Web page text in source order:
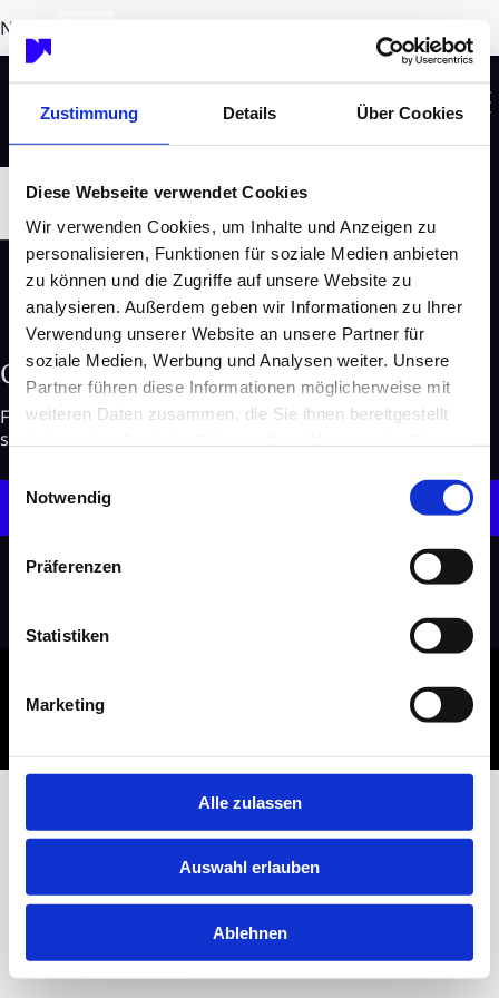
Zustimmung Details Über Cookies
Diese Webseite verwendet Cookies
Wir verwenden Cookies, um Inhalte und Anzeigen zu
personalisieren, Funktionen für soziale Medien anbieten
zu können und die Zugriffe auf unsere Website zu
analysieren. Außerdem geben wir Informationen zu Ihrer
Verwendung unserer Website an unsere Partner für
soziale Medien, Werbung und Analysen weiter. Unsere
Partner führen diese Informationen möglicherweise mit
weiteren Daten zusammen, die Sie ihnen bereitgestellt
Notwendig
Präferenzen
Statistiken
Marketing
Alle zulassen
Auswahl erlauben
Ablehnen
DE
NEON EQUITY AG with leap in profits in 2023
Contact us
For more information about German Sustainability, our
services and other topics feel free to contact us.
Send email
Imprint